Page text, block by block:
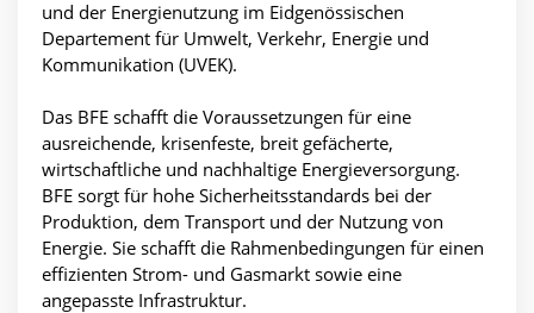
und der Energienutzung im Eidgenössischen
Departement für Umwelt, Verkehr, Energie und
Kommunikation (UVEK).
Das BFE schafft die Voraussetzungen für eine
ausreichende, krisenfeste, breit gefächerte,
wirtschaftliche und nachhaltige Energieversorgung.
BFE sorgt für hohe Sicherheitsstandards bei der
Produktion, dem Transport und der Nutzung von
Energie. Sie schafft die Rahmenbedingungen für einen
effizienten Strom- und Gasmarkt sowie eine
angepasste Infrastruktur.